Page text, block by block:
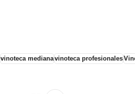
vinoteca medianavinoteca profesionales